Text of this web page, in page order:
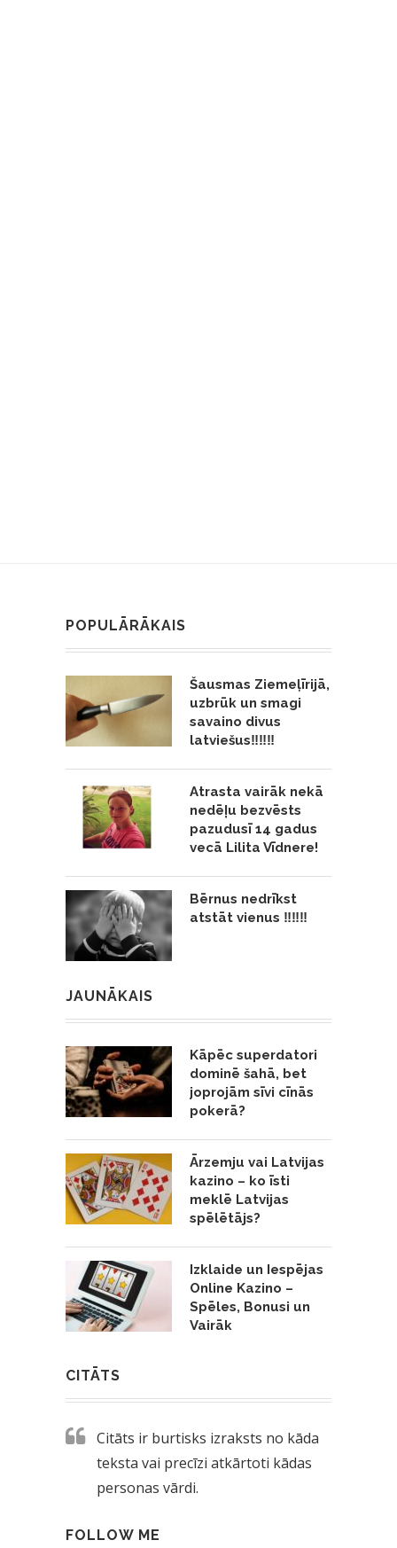
POPULĀRĀKAIS
Šausmas Ziemeļīrijā,
uzbrūk un smagi
savaino divus
latviešus‼️‼️‼️
Atrasta vairāk nekā
nedēļu bezvēsts
pazudusī 14 gadus
vecā Lilita Vīdnere!
Bērnus nedrīkst
atstāt vienus ‼️‼️‼️
JAUNĀKAIS
Kāpēc superdatori
dominē šahā, bet
joprojām sīvi cīnās
pokerā?
Ārzemju vai Latvijas
kazino – ko īsti
meklē Latvijas
spēlētājs?
Izklaide un Iespējas
Online Kazino –
Spēles, Bonusi un
Vairāk
CITĀTS
Citāts ir burtisks izraksts no kāda
teksta vai precīzi atkārtoti kādas
personas vārdi.
FOLLOW ME